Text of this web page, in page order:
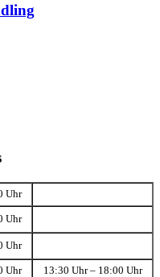
Uhr
Uhr
Uhr
Uhr 13:30 Uhr – 18:00 Uhr